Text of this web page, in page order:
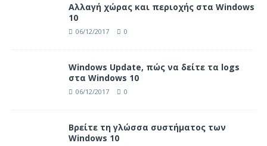
Αλλαγή χώρας και περιοχής στα Windows
10
06/12/2017 0
Windows Update, πώς να δείτε τα logs
στα Windows 10
06/12/2017 0
Βρείτε τη γλώσσα συστήματος των
Windows 10